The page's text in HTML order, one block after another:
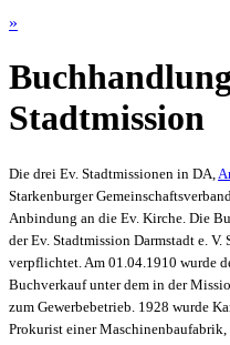
»
Stadtmission
Die drei Ev. Stadtmissionen in DA,
Starkenburger
Anbindung an die Ev. Kirche. Die
der Ev. Stadtmission Darmstadt e.
verpflichtet. Am 01.04.1910 wurde
Buchverkauf unter dem in der
zum Gewerbebetrieb. 1928 wurde
Prokurist einer